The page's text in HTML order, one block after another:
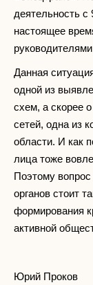
деятельность с
настоящее
Данная
одной из
схем, а скорее
сетей, одна из
области. И как
лица тоже
Поэтому
органов стоит
формирования
активной
Юрий Проков